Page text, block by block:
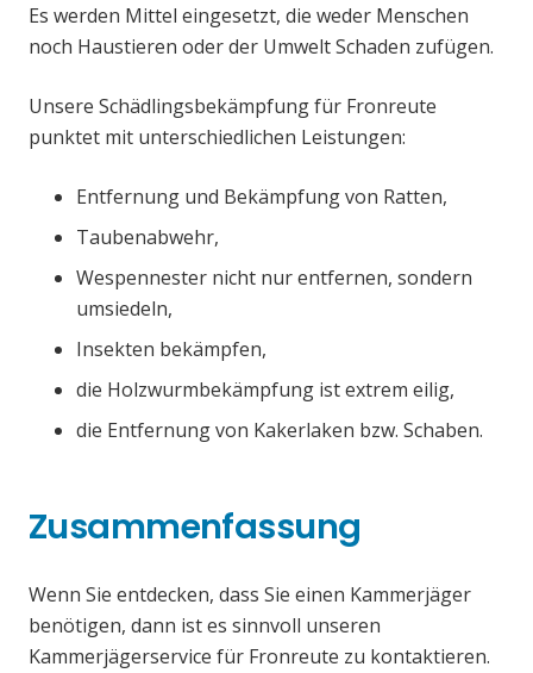
Es werden Mittel eingesetzt, die weder Menschen
noch Haustieren oder der Umwelt Schaden zufügen.
Unsere Schädlingsbekämpfung für Fronreute
punktet mit unterschiedlichen Leistungen:
Entfernung und Bekämpfung von Ratten,
Taubenabwehr,
Wespennester nicht nur entfernen, sondern
umsiedeln,
Insekten bekämpfen,
die Holzwurmbekämpfung ist extrem eilig,
die Entfernung von Kakerlaken bzw. Schaben.
Zusammenfassung
Wenn Sie entdecken, dass Sie einen Kammerjäger
benötigen, dann ist es sinnvoll unseren
Kammerjägerservice für Fronreute zu kontaktieren.